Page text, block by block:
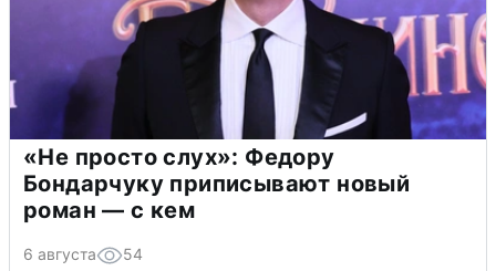
«Не просто слух»: Федору
Бондарчуку приписывают новый
роман — с кем
6 августа 54